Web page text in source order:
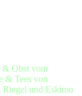
& Obst vom
& Tees von
und Eskimo